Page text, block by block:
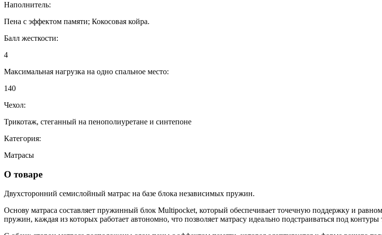
Наполнитель:
Пена с эффектом памяти; Кокосовая койра.
Балл жесткости:
4
Максимальная нагрузка на одно спальное место:
140
Чехол:
Трикотаж, стеганный на пенополиуретане и синтепоне
Категория:
Матрасы
О товаре
Двухсторонний семислойный матрас на базе блока независимых пружин.
Основу матраса составляет пружинный блок Multipocket, который обеспечивает точечную поддержку и
пружин, каждая из которых работает автономно, что позволяет матрасу идеально подстраиваться под